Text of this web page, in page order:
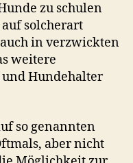
zu schulen
solcherart
in verzwickten
weitere
Hundehalter
so genannten
aber nicht